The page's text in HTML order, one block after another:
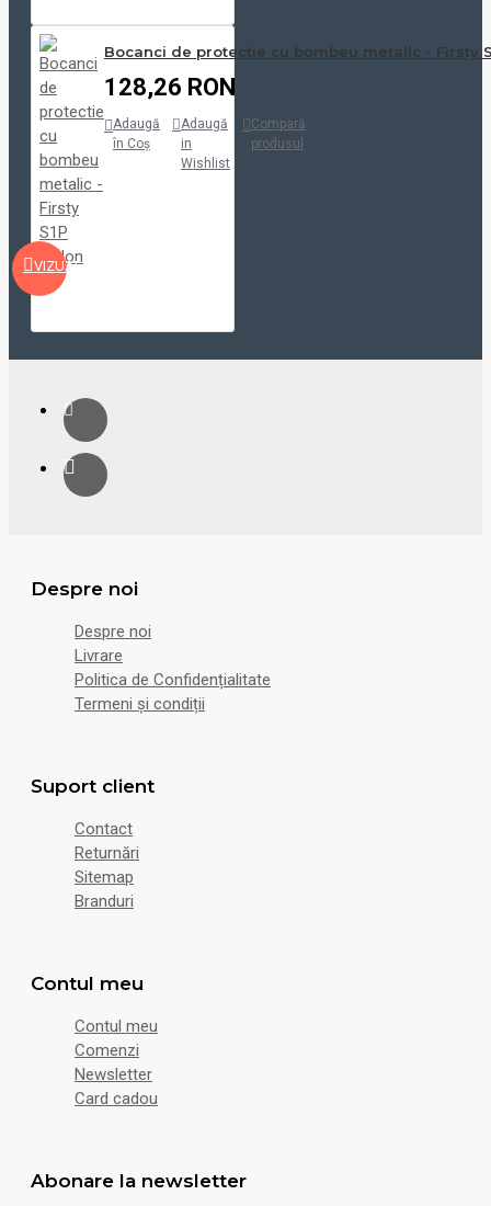
VIZUALIZARE
Bocanci de protectie cu bombeu metalic - Firsty
128,26 RON
Adaugă
în Coş
Adaugă
in
Wishlist
Compară
produsul
Despre noi
Despre noi
Livrare
Politica de Confidențialitate
Termeni și condiții
Suport client
Contact
Returnări
Sitemap
Branduri
Contul meu
Contul meu
Comenzi
Newsletter
Card cadou
Abonare la newsletter